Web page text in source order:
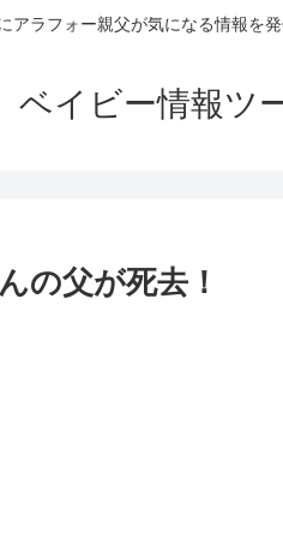
アラフォー親父が気になる情報を
ベイビー情報ツ
の父が死去！